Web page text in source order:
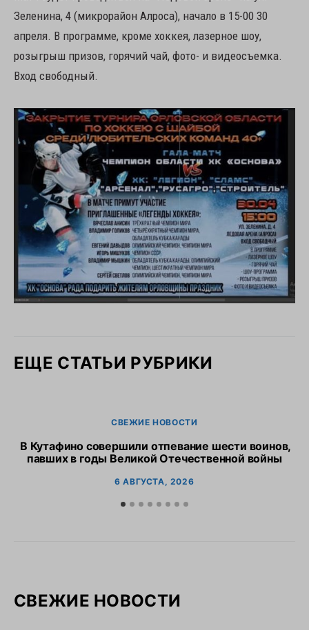
Зеленина, 4 (микрорайон Алроса), начало в 15-00 30
апреля. В программе, кроме хоккея, лазерное шоу,
розыгрыш призов, горячий чай, фото- и видеосъемка.
Вход свободный.
ЕЩЕ СТАТЬИ РУБРИКИ
СВЕЖИЕ НОВОСТИ
В Кутафино совершили отпевание шести воинов,
павших в годы Великой Отечественной войны
6 АВГУСТА, 2026
СВЕЖИЕ НОВОСТИ